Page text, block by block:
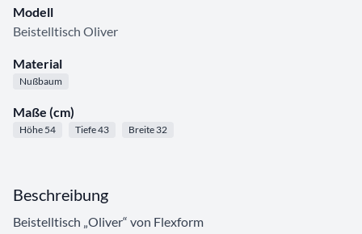
Modell
Beistelltisch Oliver
Material
Nußbaum
Maße (cm)
Höhe 54 Tiefe 43 Breite 32
Beschreibung
Beistelltisch „Oliver“ von Flexform